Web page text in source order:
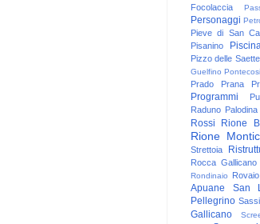
Focolaccia
Personaggi
Pieve di San
Pisanino
Pizzo delle Saette
Guelfino Pontecosi
Prado
Prana
Programmi
Raduno Palodina
Rossi
Rione
Rione
Strettoia
Rocca Gallicano
Rondinaio
Rovaio
Apuane
San
Pellegrino Sassi
Gallicano